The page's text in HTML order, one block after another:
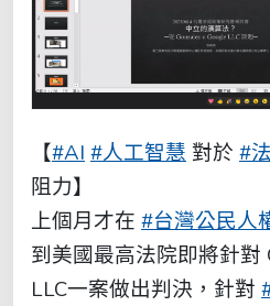
【#AI#人工智慧對於 #
阻力】
上個月才在 #台灣公民人
到美國最高法院即將針對
LLC一案做出判決，針對